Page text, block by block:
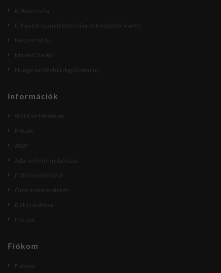
Etikettem.hu
IT Pavilon Számítástechnika és Irodatechnika Kft.
Beszerzek.hu
Maped Creativ
Hungarian Web Linkgyűjtemény
Információk
Szállítási feltételek
Rólunk
ÁSZF
Adatvédelmi nyilatkozat
Elállási nyilatkozat
Online vitarendezés
Elállás indítása
Fiókom
Fiókom
Fiókom